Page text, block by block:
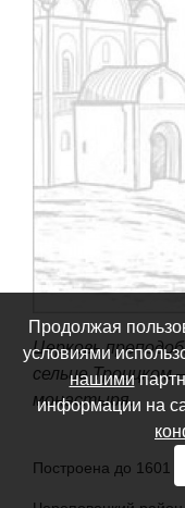
Церковь
сельце Троицком
монастыря.
Построена до 1601
Продолжая
условиями
нашими
информации на